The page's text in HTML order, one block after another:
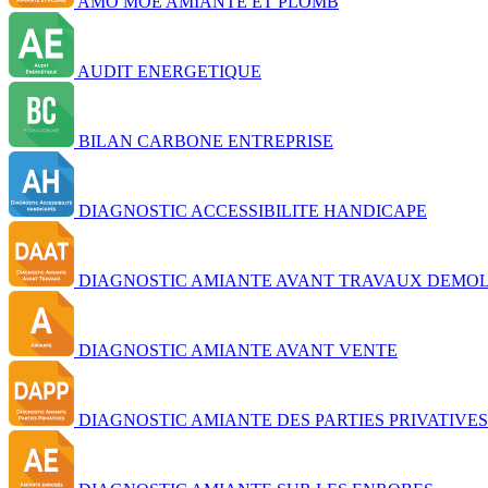
AUDIT ENERGETIQUE
BILAN CARBONE ENTREPRISE
DIAGNOSTIC ACCESSIBILITE HANDICAPE
DIAGNOSTIC AMIANTE AVANT TRAVAUX
DIAGNOSTIC AMIANTE AVANT VENTE
DIAGNOSTIC AMIANTE DES PARTIES PRIVATIVES